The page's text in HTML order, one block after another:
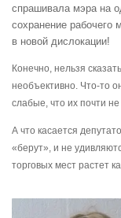
спрашивала мэра на
сохранение рабочего
в новой дислокации!
Конечно, нельзя
необъективно. Что-то
слабые, что их почти
А что касается
«берут», и не
торговых мест растет